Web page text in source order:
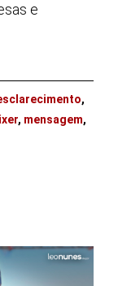
e
,
, mensagem,